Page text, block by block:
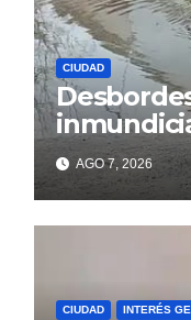
CIUDAD
colapso
14AGO 7, 2026
CIUDAD INTERÉS